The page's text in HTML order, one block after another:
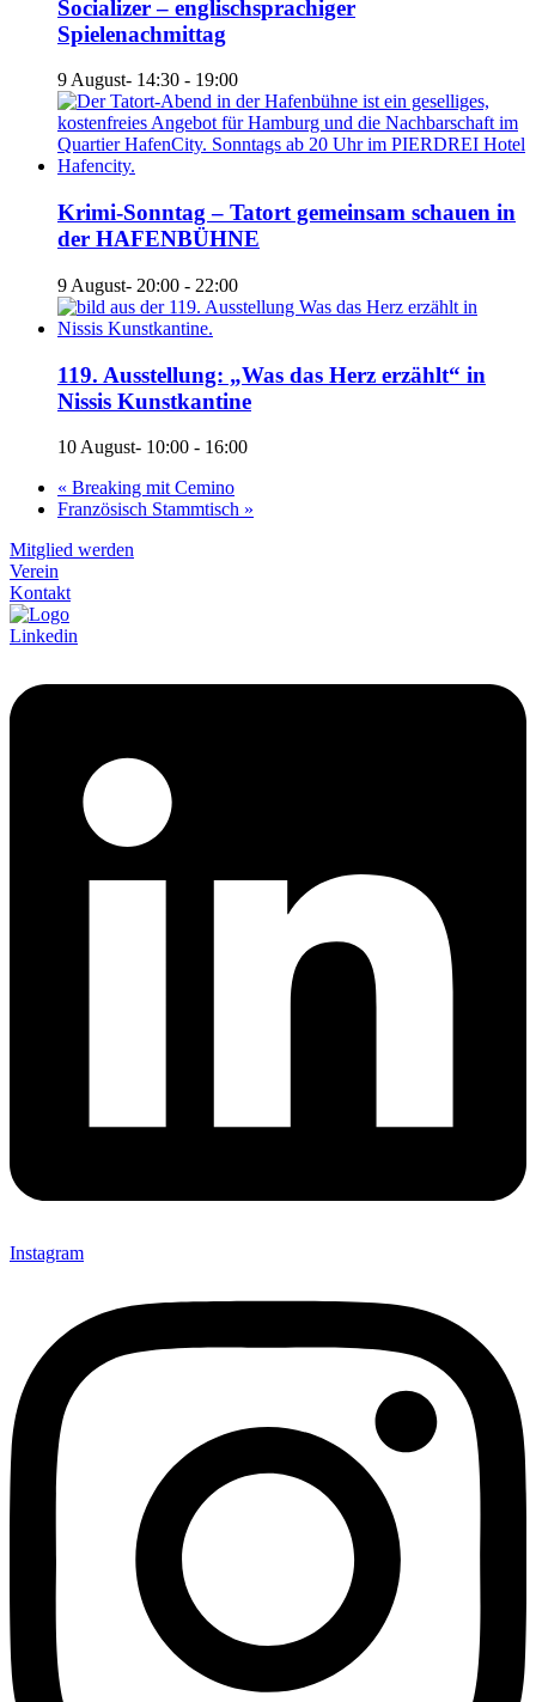
Socializer – englischsprachiger
Spielenachmittag
9 August- 14:30 - 19:00
Krimi-Sonntag – Tatort gemeinsam schauen in
der HAFENBÜHNE
9 August- 20:00 - 22:00
119. Ausstellung: „Was das Herz erzählt“ in
Nissis Kunstkantine
10 August- 10:00 - 16:00
« Breaking mit Cemino
Französisch Stammtisch »
Mitglied werden
Verein
Kontakt
Linkedin
Instagram